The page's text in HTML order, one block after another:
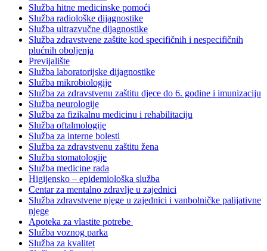
Služba hitne medicinske pomoći
Služba radiološke dijagnostike
Služba ultrazvučne dijagnostike
Služba zdravstvene zaštite kod specifičnih i nespecifičnih
plućnih oboljenja
Previjalište
Služba laboratorijske dijagnostike
Služba mikrobiologije
Služba za zdravstvenu zaštitu djece do 6. godine i imunizaciju
Služba neurologije
Služba za fizikalnu medicinu i rehabilitaciju
Služba oftalmologije
Služba za interne bolesti
Služba za zdravstvenu zaštitu žena
Služba stomatologije
Služba medicine rada
Higijensko – epidemiološka služba
Centar za mentalno zdravlje u zajednici
Služba zdravstvene njege u zajednici i vanbolničke palijativne
njege
Apoteka za vlastite potrebe
Služba voznog parka
Služba za kvalitet